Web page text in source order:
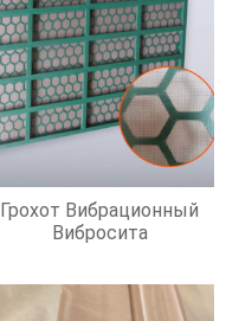
Грохот Вибрационный
Вибросита